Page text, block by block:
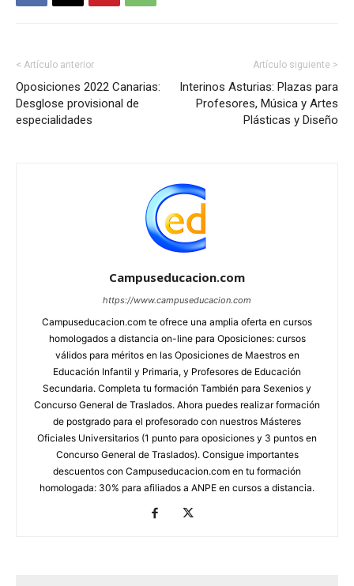
< Artículo anterior
Oposiciones 2022 Canarias:
Desglose provisional de
especialidades
Artículo siguiente >
Interinos Asturias: Plazas para
Profesores, Música y Artes
Plásticas y Diseño
Campuseducacion.com
https://www.campuseducacion.com
Campuseducacion.com te ofrece una amplia oferta en cursos
homologados a distancia on-line para Oposiciones: cursos
válidos para méritos en las Oposiciones de Maestros en
Educación Infantil y Primaria, y Profesores de Educación
Secundaria. Completa tu formación También para Sexenios y
Concurso General de Traslados. Ahora puedes realizar formación
de postgrado para el profesorado con nuestros Másteres
Oficiales Universitarios (1 punto para oposiciones y 3 puntos en
Concurso General de Traslados). Consigue importantes
descuentos con Campuseducacion.com en tu formación
homologada: 30% para afiliados a ANPE en cursos a distancia.